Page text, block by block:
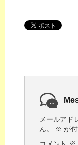
メールアド
ん。
※ が